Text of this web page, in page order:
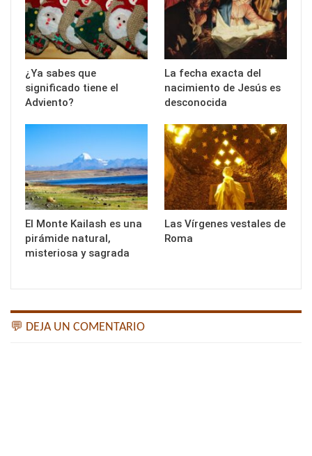
¿Ya sabes que
significado tiene el
Adviento?
La fecha exacta del
nacimiento de Jesús es
desconocida
El Monte Kailash es una
pirámide natural,
misteriosa y sagrada
Las Vírgenes vestales de
Roma
💬 DEJA UN COMENTARIO